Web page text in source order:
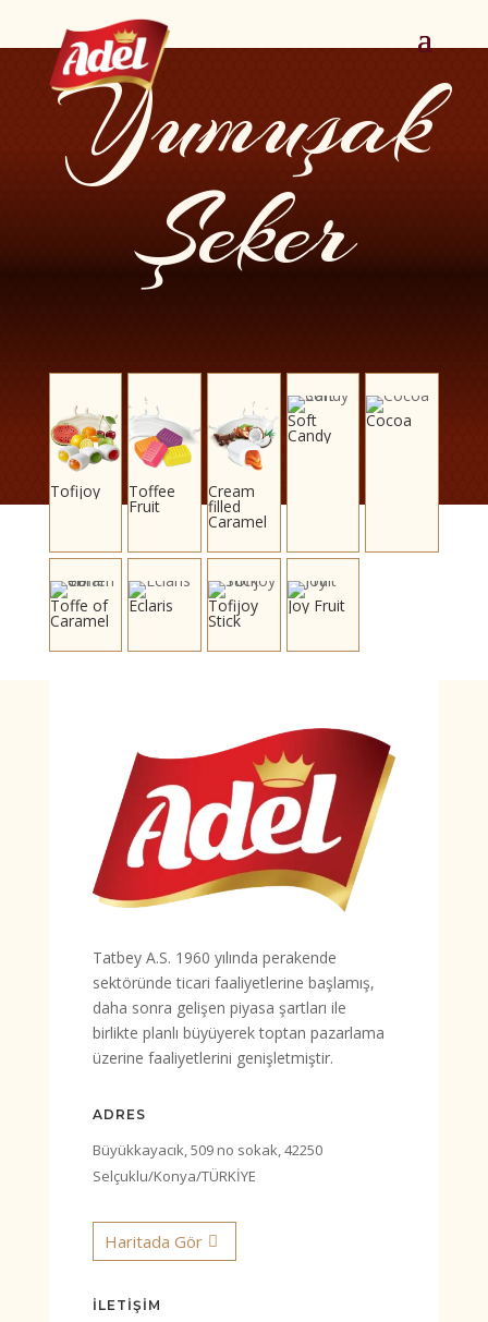
Yumuşak
Şeker
Tofijoy Toffee
Fruit
Cream
filled
Caramel
Soft
Candy
Cocoa
Toffe of
Caramel
Eclaris Tofijoy
Stick
Joy Fruit
Tatbey A.S. 1960 yılında perakende
sektöründe ticari faaliyetlerine başlamış,
daha sonra gelişen piyasa şartları ile
birlikte planlı büyüyerek toptan pazarlama
üzerine faaliyetlerini genişletmiştir.
ADRES
Büyükkayacık, 509 no sokak, 42250
Selçuklu/Konya/TÜRKİYE
Haritada Gör
İLETİŞİM